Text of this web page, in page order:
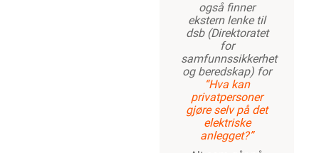
også finner
ekstern lenke til
dsb (Direktoratet
for
samfunnssikkerhet
og beredskap) for
“Hva kan
privatpersoner
gjøre selv på det
elektriske
anlegget?”